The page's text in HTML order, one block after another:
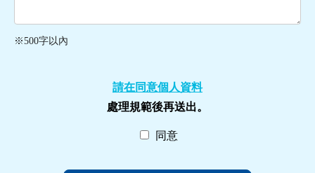
※500字以內
請在同意個人資料
處理規範後再送出。
同意